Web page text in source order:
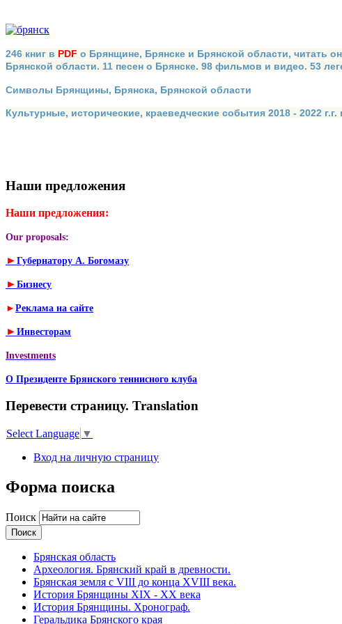
246 книг в PDF о Брянщине, Брянске и Брянской области, читать
Брянской области. 11 песен о Брянске. 98 фильмов и видео. 53
Символы Брянщины, Брянска, Брянской области
Культурные, исторические, краеведческие события 2018 - 2022
Наши предложения
Наши предложения:
Our proposals:
► Губернатору А. Богомазу
► Бизнесу
► Реклама на сайте
► Инвесторам
Investments
О Президенте Брянского теннисного клуба
Перевести страницу. Translation
Select Language ▼
Вход на личную страницу
Форма поиска
Поиск
Брянская область
Археология. Брянский край в древности.
Брянская земля с VIII до конца XVIII века.
История Брянщины XIX - XX века
История Брянщины. Хронограф.
Геральдика Брянского края